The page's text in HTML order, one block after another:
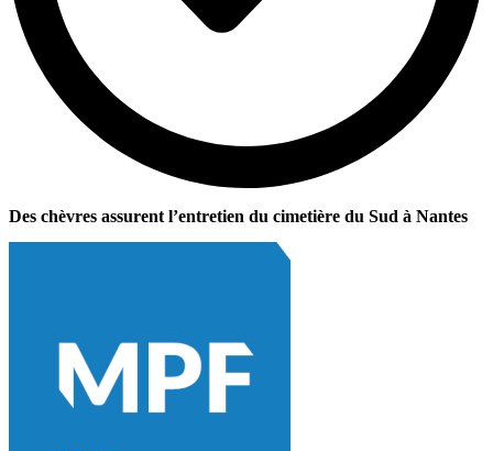
Des chèvres assurent l’entretien du cimetière du Sud à Nantes